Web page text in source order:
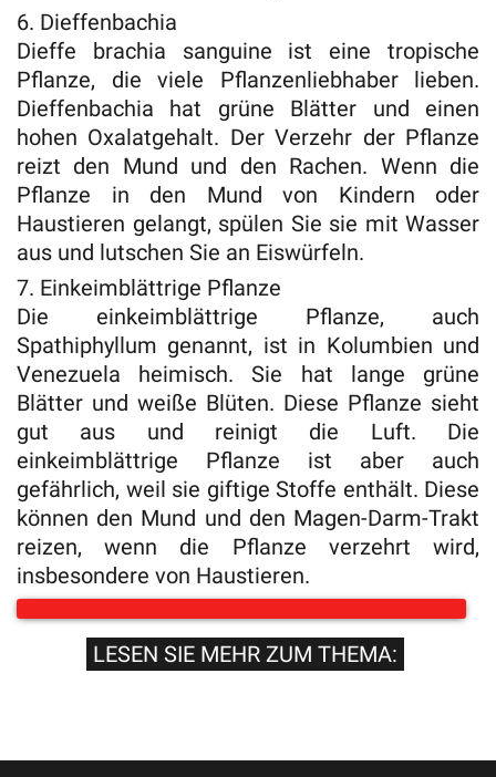
6. Dieffenbachia
Dieffe brachia sanguine ist eine tropische
Pflanze, die viele Pflanzenliebhaber lieben.
Dieffenbachia hat grüne Blätter und einen
hohen Oxalatgehalt. Der Verzehr der Pflanze
reizt den Mund und den Rachen. Wenn die
Pflanze in den Mund von Kindern oder
Haustieren gelangt, spülen Sie sie mit Wasser
aus und lutschen Sie an Eiswürfeln.
7. Einkeimblättrige Pflanze
Die einkeimblättrige Pflanze, auch
Spathiphyllum genannt, ist in Kolumbien und
Venezuela heimisch. Sie hat lange grüne
Blätter und weiße Blüten. Diese Pflanze sieht
gut aus und reinigt die Luft. Die
einkeimblättrige Pflanze ist aber auch
gefährlich, weil sie giftige Stoffe enthält. Diese
können den Mund und den Magen-Darm-Trakt
reizen, wenn die Pflanze verzehrt wird,
insbesondere von Haustieren.
LESEN SIE MEHR ZUM THEMA: